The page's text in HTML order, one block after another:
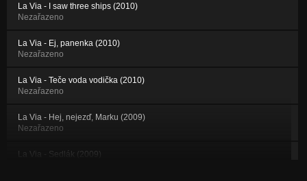
La Via - I saw three ships (2010)
Nezařazeno
La Via - Ej, panenka (2010)
Nezařazeno
La Via - Teče voda vodička (2010)
Nezařazeno
La Via - Hej, nejezď, Marku (2009)
Nezařazeno
La Via - Sedlák (2009)